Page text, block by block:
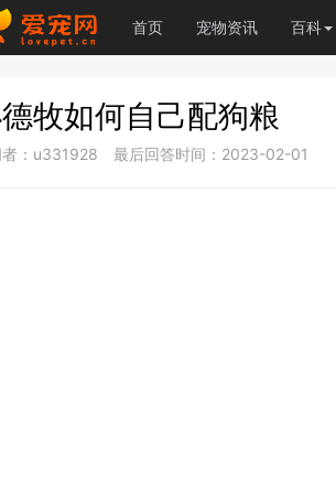
首页 宠物资讯 百科
牧如何自己配狗粮
：u331928 最后回答时间：2023-02-01